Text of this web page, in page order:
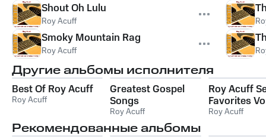
Shout Oh Lulu
Roy Acuff
Smoky Mountain Rag
Roy Acuff
Другие альбомы исполнителя
Best Of Roy Acuff
Roy Acuff
Greatest Gospel
Songs
Roy Acuff
Roy Acuff
Favorites
Roy Acuff
Рекомендованные альбомы